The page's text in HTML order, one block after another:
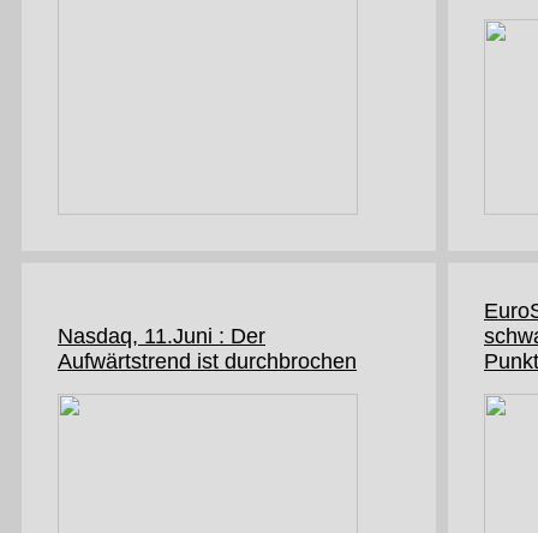
Nasdaq, 11.Juni : Der
Aufwärtstrend ist durchbrochen